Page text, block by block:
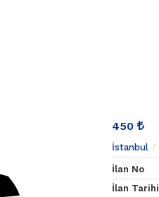
450
İstanbul
İlan No
İlan Tarihi